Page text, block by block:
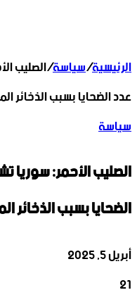
الرئيسية/سياسة/الصليب
عدد الضحايا بسبب الذخائر
سياسة
الصليب الأحمر:
الضحايا بسبب الذخائر
أبريل 5, 2025
21